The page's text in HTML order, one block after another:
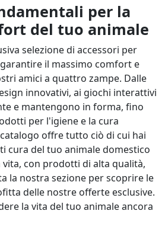
per la
del tuo animale
selezione di accessori per
il massimo comfort e
amici a quattro zampe. Dalle
innovativi, ai giochi interattivi
e mantengono in forma, fino
per l'igiene e la cura
offre tutto ciò di cui hai
cura del tuo animale domestico
vita, con prodotti di alta qualità,
la nostra sezione per scoprire le
delle nostre offerte esclusive.
la vita del tuo animale ancora